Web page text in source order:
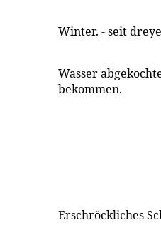
Winter. - seit
Wasser
bekommen.
Erschröckliches